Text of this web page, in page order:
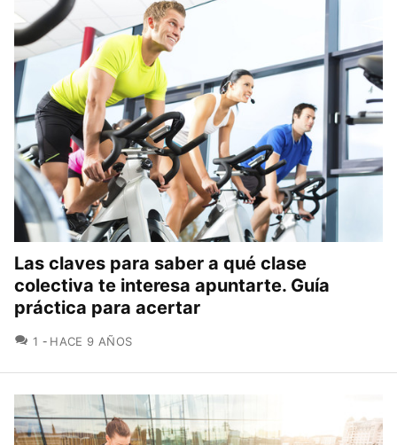
Las claves para saber a qué clase
colectiva te interesa apuntarte. Guía
práctica para acertar
1 COMENTARIOS
HACE 9 AÑOS